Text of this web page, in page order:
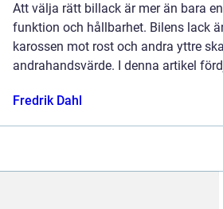
Att välja rätt billack är mer än bara
funktion och hållbarhet. Bilens lack
karossen mot rost och andra yttre
andrahandsvärde. I denna artikel
Fredrik Dahl